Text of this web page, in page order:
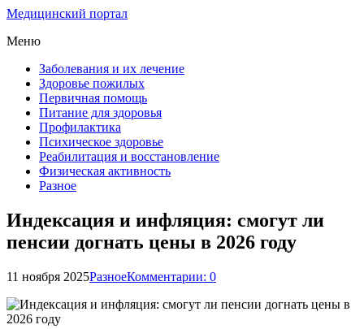
Медицинский портал
Меню
Заболевания и их лечение
Здоровье пожилых
Первичная помощь
Питание для здоровья
Профилактика
Психическое здоровье
Реабилитация и восстановление
Физическая активность
Разное
Индексация и инфляция: смогут ли
пенсии догнать цены в 2026 году
11 ноября 2025РазноеКомментарии: 0